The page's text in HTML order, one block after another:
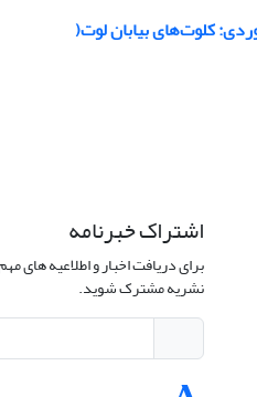
کلوت‌های بیابان لوت(
اشتراک خبرنامه
برای دریافت اخبار و اطلاعیه های
نشریه مشترک شوید.